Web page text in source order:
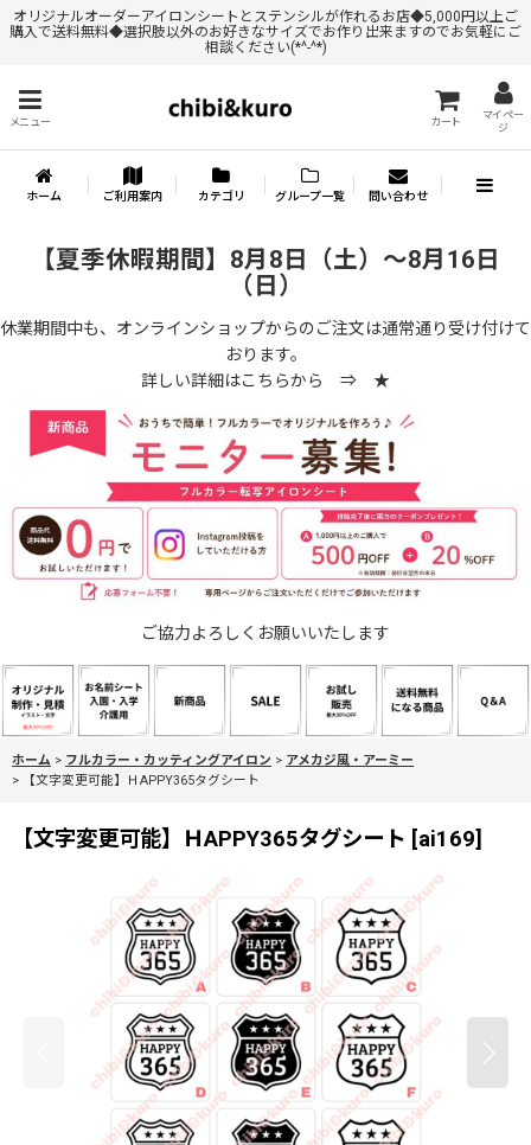
オリジナルオーダーアイロンシートとステンシルが作れるお店◆5,000円以上ご
購入で送料無料◆選択肢以外のお好きなサイズでお作り出来ますのでお気軽にご
相談ください(*^-^*)
メニュー カート
マイペー
ジ
ホーム ご利用案内 カテゴリ グループ一覧 問い合わせ
【夏季休暇期間】8月8日（土）～8月16日
（日）
休業期間中も、オンラインショップからのご注文は通常通り受け付けて
おります。
詳しい詳細はこちらから ⇒ ★
ご協力よろしくお願いいたします
ホーム > フルカラー・カッティングアイロン > アメカジ風・アーミー
>
【文字変更可能】ＨAPPY365タグシート
【文字変更可能】ＨAPPY365タグシート [ai169]